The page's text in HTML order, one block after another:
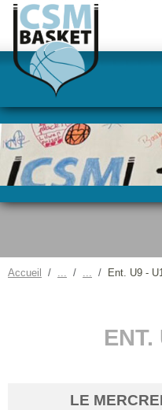
Accueil Ent. U9 -
ENT.
LE
Panneau de gestion des